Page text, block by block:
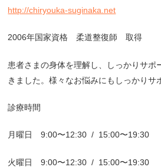
http://chiryouka-suginaka.net
2006年国家資格 柔道整復師 取得
患者さまの身体を理解し、しっかりサポ
きました。様々なお悩みにもしっかりサ
診療時間
月曜日9:00〜12:30 / 15:00〜19:30
火曜日9:00〜12:30 / 15:00〜19:30